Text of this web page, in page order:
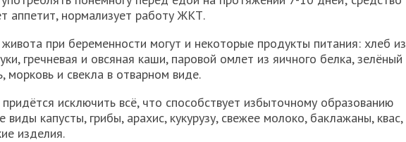
аппетит, нормализует работу ЖКТ.
при беременности могут и некоторые продукты питания: хлеб из
гречневая и овсяная каши, паровой омлет из яичного белка, зелёный
морковь и свекла в отварном виде.
исключить всё, что способствует избыточному образованию
виды капусты, грибы, арахис, кукурузу, свежее молоко, баклажаны, квас,
изделия.